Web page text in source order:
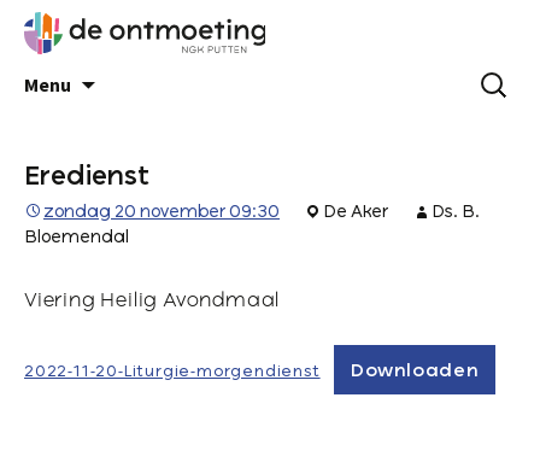
Menu
Eredienst
zondag 20 november 09:30 De Aker
Ds. B.
Bloemendal
Viering Heilig Avondmaal
2022-11-20-Liturgie-morgendienst Downloaden